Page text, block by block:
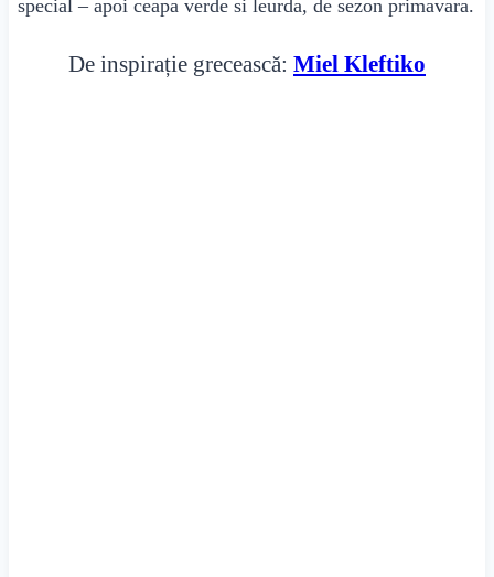
special – apoi ceapa verde si leurda, de sezon primavara.
De inspirație grecească: Miel Kleftiko